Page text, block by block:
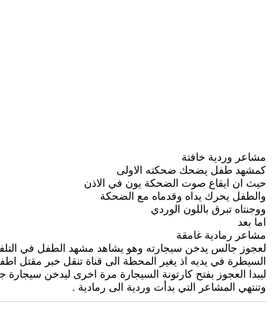
مشاعر وردية خافتة
كمشهد طفل يضحك ضحكته الاولى
حيث ان ايقاع صوت الضحكة يون في الاذن
والطفل يحرك يداه وقدماه مع الضحكة
ووجنتاه تبرق باللون الوردي
اما بعد
مشاعر رمادية غامقة
لعجوز جالس يدخن سيجارته وهو يشاهد مشهد الطفل في
السيطرة في يديه اذ يغير المحطة الى قناة تنقل خبر مقتل
ليبدا العجوز بفتح كارتونة السيجارة مرة اخرى ليدخن سيجارة
وتنتهي المشاعر التي بدأت وردية الى رمادية .